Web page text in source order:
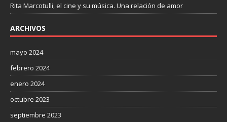
Rita Marcotulli, el cine y su música. Una relación de amor
ARCHIVOS
mayo 2024
febrero 2024
enero 2024
octubre 2023
septiembre 2023